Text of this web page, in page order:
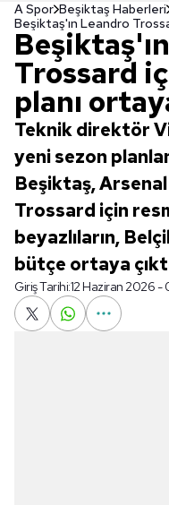
A Spor Beşiktaş Haberleri
Beşiktaş'ın Leandro
Trossard
planı
Teknik direktör
yeni sezon
Beşiktaş,
Trossard için
beyazlıların,
bütçe ortaya
Giriş Tarihi:12 Haziran 2026 -